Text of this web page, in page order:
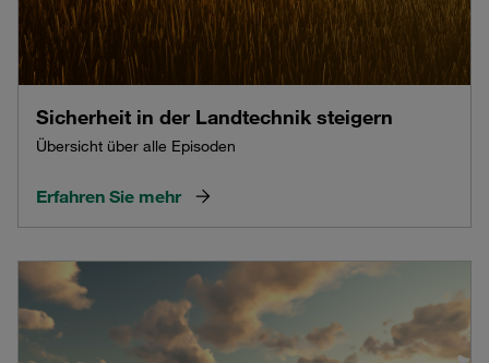
Sicherheit in der Landtechnik steigern
Übersicht über alle Episoden
Erfahren Sie mehr